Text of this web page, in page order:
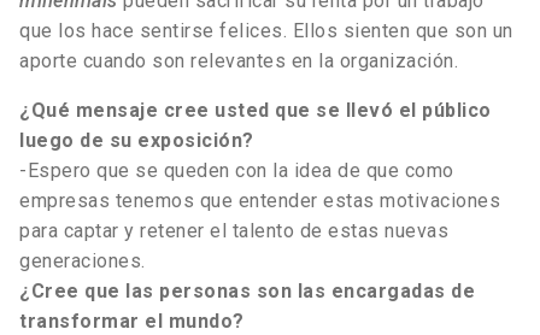
que los hace sentirse felices. Ellos sienten que son un
aporte cuando son relevantes en la organización.
¿Qué mensaje cree usted que se llevó el público
luego de su exposición?
-Espero que se queden con la idea de que como
empresas tenemos que entender estas motivaciones
para captar y retener el talento de estas nuevas
generaciones.
¿Cree que las personas son las encargadas de
transformar el mundo?